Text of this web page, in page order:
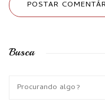
Busca